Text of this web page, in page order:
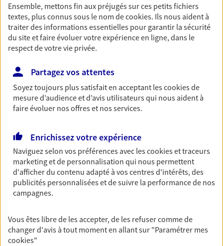
Garantie Accidents de la Vie
Bricoleuse, féru de jardinage, pâtissier en herbe
ou grande lectrice… personne n'est à l'abri d'un
accident du quotidien. Avec Ma Protection
Accident, protégez votre qualité de vie et vos
Découvrir l'offre Garantie Accidents de la Vie
OBTENIR UN TARIF EN LIGNE
Multirisque Entreprise
Gagnez en simplicité et en sérénité avec votre
assurance multirisque entreprise. Un contrat
unique pour protéger vos locaux, matériels pro,
équipements et stocks… sans oublier votre
responsabilité civile.
Découvrir l'offre Multirisque Entreprise
DEMANDER UN DEVIS
Ensemble, mettons fin aux préjugés sur ces petits fichiers
textes, plus connus sous le nom decookies. Ils nous aident à
traiter des informations essentielles pour garantir la sécurité
du site et faire évoluer votre expérience en ligne, dans le
respect de votre vie privée.
Partagez vos attentes
Soyez toujours plus satisfait en acceptant lescookiesde
mesure d’audience et d’avis utilisateurs qui nous aident à
faire évoluer nos offres et nos services.
Enrichissez votre expérience
Naviguez selon vos préférences avec lescookies et traceurs
marketing et de personnalisation qui nous permettent
d'afficher du contenu adapté à vos centres d'intérêts, des
publicités personnalisées et de suivre la performance de nos
campagnes.
Vous êtes libre de les accepter, de les refuser comme de
changer d'avis à tout moment en allant sur "Paramétrer mes
cookies"